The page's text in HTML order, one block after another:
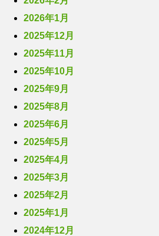
2026年1月
2025年12月
2025年11月
2025年10月
2025年9月
2025年8月
2025年6月
2025年5月
2025年4月
2025年3月
2025年2月
2025年1月
2024年12月